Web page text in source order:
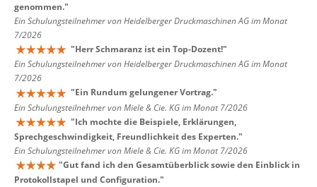
genommen."
Ein Schulungsteilnehmer von Heidelberger Druckmaschinen AG im Monat
7/2026
"Herr Schmaranz ist ein Top-Dozent!"
Ein Schulungsteilnehmer von Heidelberger Druckmaschinen AG im Monat
7/2026
"Ein Rundum gelungener Vortrag."
Ein Schulungsteilnehmer von Miele & Cie. KG im Monat 7/2026
"Ich mochte die Beispiele, Erklärungen,
Sprechgeschwindigkeit, Freundlichkeit des Experten."
Ein Schulungsteilnehmer von Miele & Cie. KG im Monat 7/2026
"Gut fand ich den Gesamtüberblick sowie den Einblick in
Protokollstapel und Configuration."